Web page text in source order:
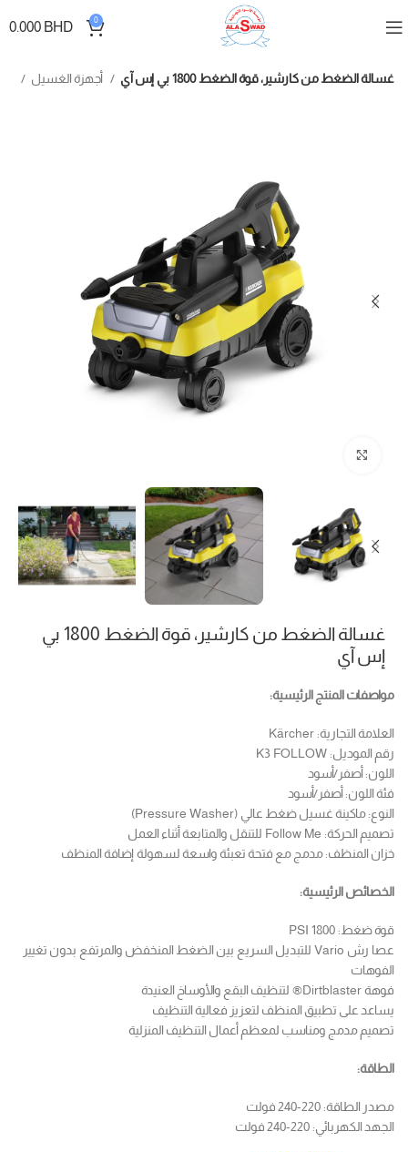
0
0.000 BHD
غسالة الضغط من كارشير، قوة الضغط 1800 بي إس آي
غسالة الضغط من كارشير، قوة الضغط 1800 بي
إس آي
مواصفات المنتج الرئيسية:
العلامة التجارية: Kärcher
رقم الموديل: K3 FOLLOW
اللون: أصفر/أسود
فئة اللون: أصفر/أسود
النوع: ماكينة غسيل ضغط عالي (Pressure Washer)
تصميم الحركة: Follow Me للتنقل والمتابعة أثناء العمل
خزان المنظف: مدمج مع فتحة تعبئة واسعة لسهولة إضافة المنظف
الخصائص الرئيسية:
قوة ضغط: 1800 PSI
عصا رش Vario للتبديل السريع بين الضغط المنخفض والمرتفع بدون تغيير
الفوهات
فوهة Dirtblaster® لتنظيف البقع والأوساخ العنيدة
يساعد على تطبيق المنظف لتعزيز فعالية التنظيف
تصميم مدمج ومناسب لمعظم أعمال التنظيف المنزلية
الطاقة:
مصدر الطاقة: 220-240 فولت
الجهد الكهربائي: 220-240 فولت